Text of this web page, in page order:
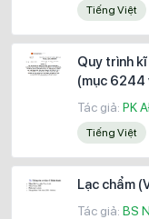
Tiếng Việt
Quy trình
(mục 6244
Tác giả: PK
Tiếng Việt
Lạc chẩm
Tác giả: BS